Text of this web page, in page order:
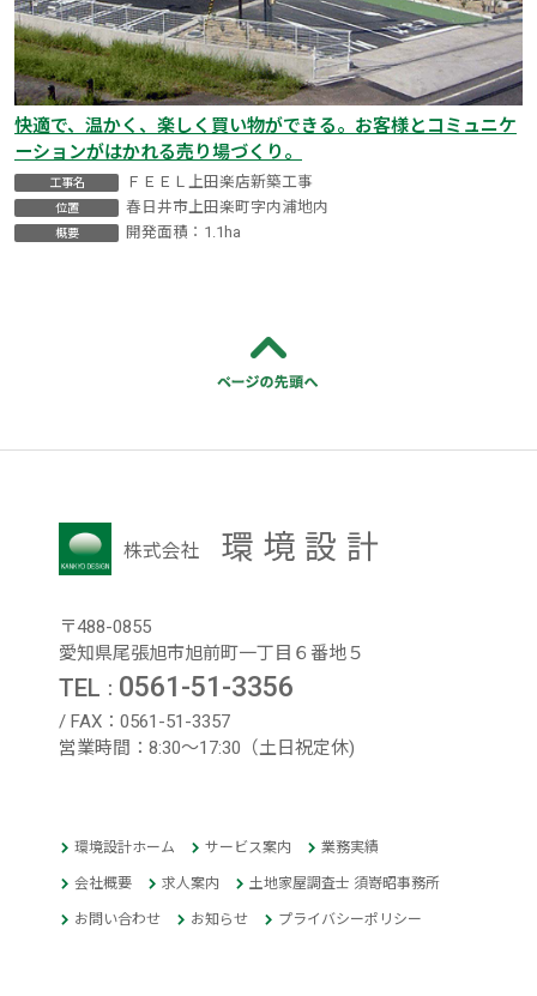
快適で、温かく、楽しく買い物ができる。お客様とコミュニケ
ーションがはかれる売り場づくり。
工事名 ＦＥＥＬ上田楽店新築工事
位置 春日井市上田楽町字内浦地内
概要 開発面積：1.1ha
株式会社 環境設計
〒488-0855
愛知県尾張旭市旭前町一丁目６番地５
TEL ： 0561-51-3356
/ FAX：0561-51-3357
営業時間：8:30～17:30（土日祝定休)
環境設計ホーム サービス案内 業務実績
会社概要 求人案内 土地家屋調査士 須嵜昭事務所
お問い合わせ お知らせ プライバシーポリシー